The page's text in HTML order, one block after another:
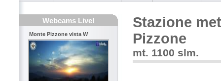
Webcams Live!
Monte Pizzone vista W
Stazione
Pizzone
mt. 1100 slm.